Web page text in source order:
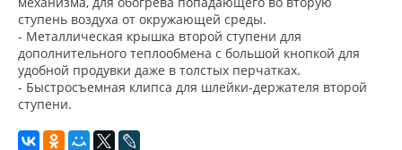
ступень воздуха от окружающей среды.
- Металлическая крышка второй ступени для
дополнительного теплообмена с большой кнопкой для
удобной продувки даже в толстых перчатках.
- Быстросъемная клипса для шлейки-держателя второй
ступени.